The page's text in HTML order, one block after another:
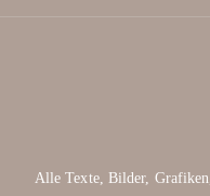
Alle Texte, Bilder,